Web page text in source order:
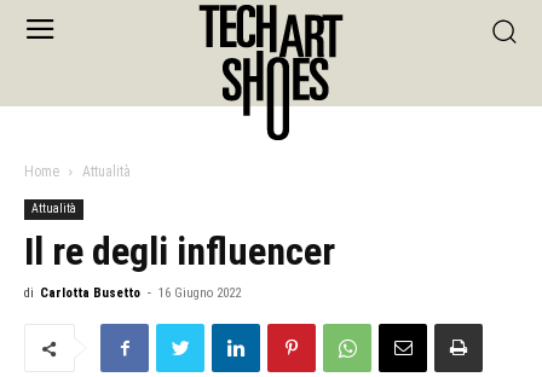
Home Attualità
Attualità
Il re degli influencer
di Carlotta Busetto - 16 Giugno 2022